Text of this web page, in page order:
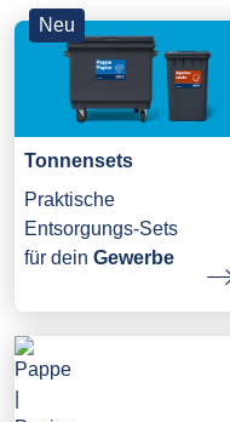
Neu
Tonnensets
Praktische
Entsorgungs-Sets
für dein Gewerbe